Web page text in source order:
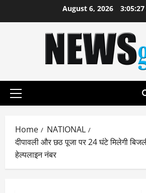
August 6, 2026
Primary
Home
NATIONAL
दीपावली और छठ पूजा पर 24 घंटे मिलेगी
हेल्पलाइन नंबर